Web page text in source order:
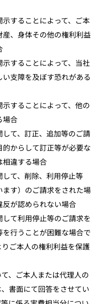
することによって、ご本
、身体その他の権利利益
することによって、当社
支障を及ぼす恐れがある
することによって、他の
場合
て、訂正、追加等のご請
からして訂正等が必要な
相違する場合
て、削除、利用停止等
ます）のご請求をされた場
が認められない場合
て利用停止等のご請求を
行うことが困難な場合で
ご本人の権利利益を保護
、ご本人または代理人の
書面にて回答をさせてい